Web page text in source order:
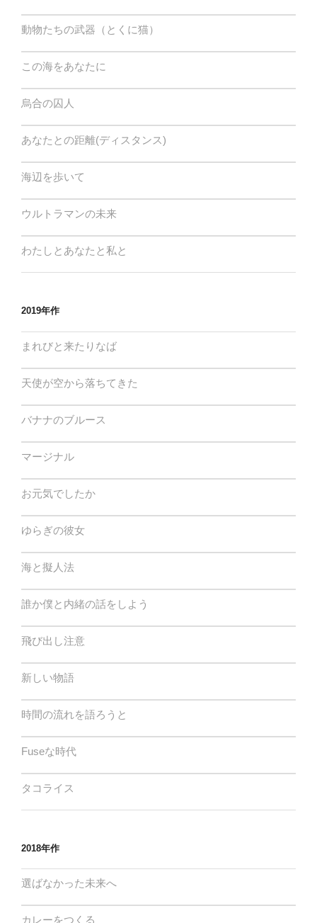
動物たちの武器（とくに猫）
この海をあなたに
烏合の囚人
あなたとの距離(ディスタンス)
海辺を歩いて
ウルトラマンの未来
わたしとあなたと私と
2019年作
まれびと来たりなば
天使が空から落ちてきた
バナナのブルース
マージナル
お元気でしたか
ゆらぎの彼女
海と擬人法
誰か僕と内緒の話をしよう
飛び出し注意
新しい物語
時間の流れを語ろうと
Fuseな時代
タコライス
2018年作
選ばなかった未来へ
カレーをつくる